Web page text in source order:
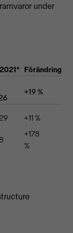
under
2021* Förändring
+19 %
+11 %
+178
%